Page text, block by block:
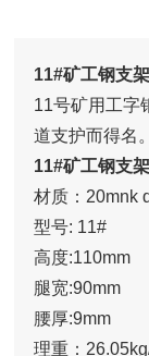
11#矿工钢支
11号矿用工字
道支护而得名
11#矿工钢支
材质：20mnk
型号: 11#
高度:110mm
腿宽:90mm
腰厚:9mm
理重：